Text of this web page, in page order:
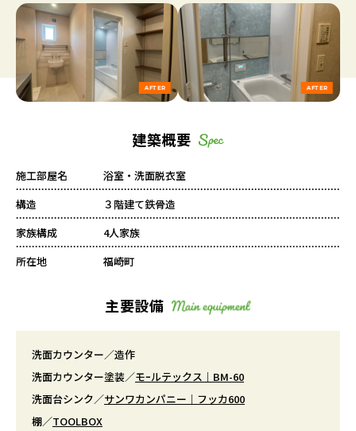
建築概要
施工部屋名
浴室・洗面脱衣室
構造
３階建て鉄骨造
家族構成
4人家族
所在地
福崎町
主要設備
洗面カウンター／造作
洗面カウンター塗装／モｰルテックス｜BM-60
洗面台シンク／サンワカンパニー｜フッカ600
棚／TOOLBOX